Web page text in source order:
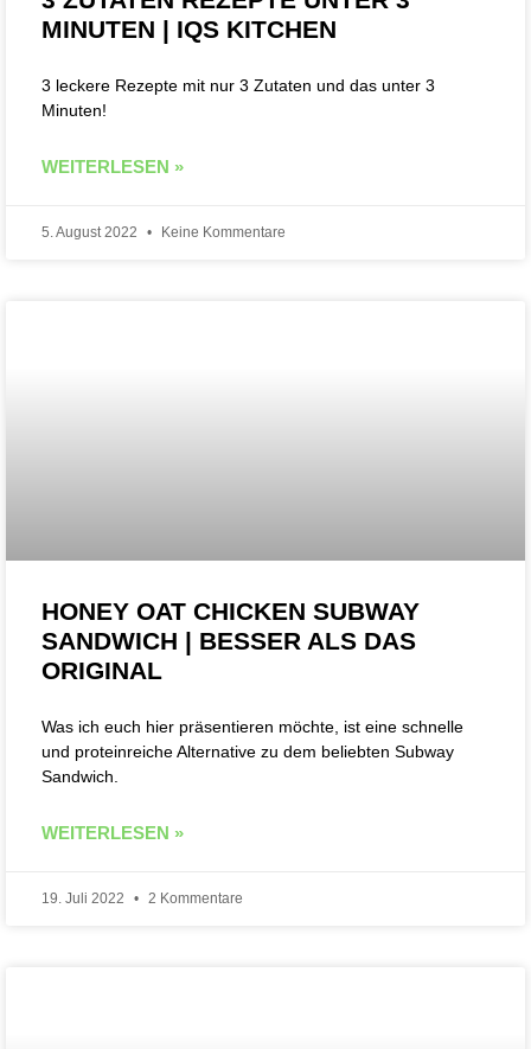
MINUTEN | IQS KITCHEN
3 leckere Rezepte mit nur 3 Zutaten und das unter 3
Minuten!
WEITERLESEN »
5. August 2022 Keine Kommentare
HONEY OAT CHICKEN SUBWAY
SANDWICH | BESSER ALS DAS
ORIGINAL
Was ich euch hier präsentieren möchte, ist eine schnelle
und proteinreiche Alternative zu dem beliebten Subway
Sandwich.
WEITERLESEN »
19. Juli 2022 2 Kommentare